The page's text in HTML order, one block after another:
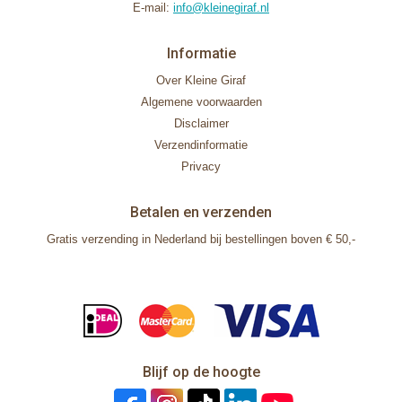
E-mail: info@kleinegiraf.nl
Informatie
Over Kleine Giraf
Algemene voorwaarden
Disclaimer
Verzendinformatie
Privacy
Betalen en verzenden
Gratis verzending in Nederland bij bestellingen boven € 50,-
Blijf op de hoogte